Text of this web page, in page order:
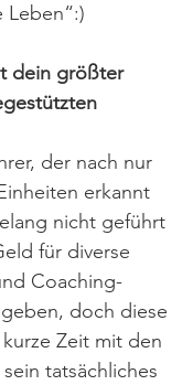
Leben“:)
dein größter
der nach nur
erkannt
nicht geführt
für diverse
Coaching-
doch diese
Zeit mit den
tatsächliches